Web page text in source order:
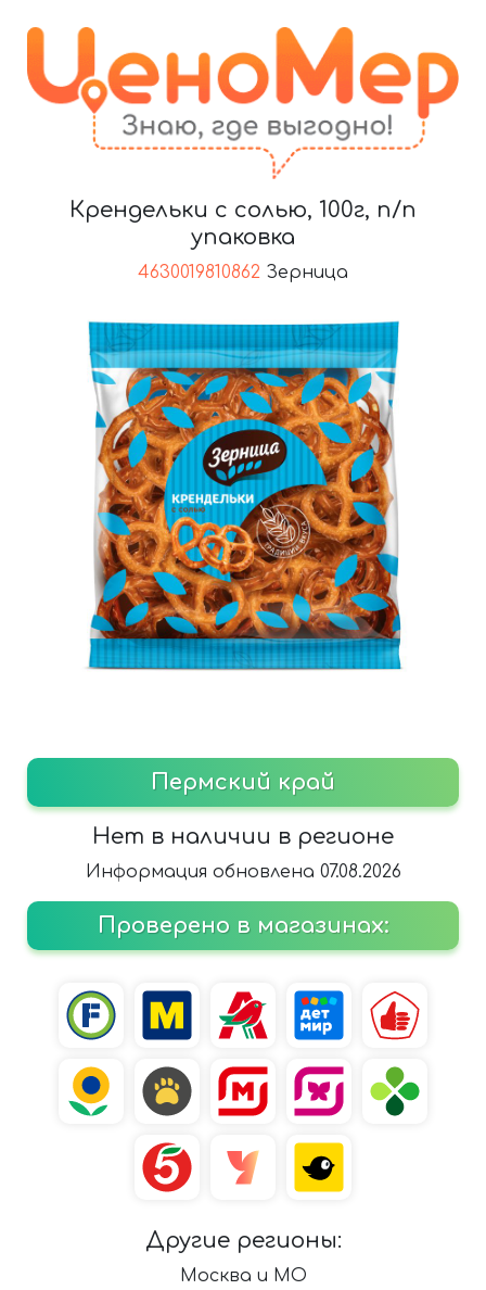
Крендельки с солью, 100г, п/п
упаковка
4630019810862 Зерница
Пермский край
Нет в наличии в регионе
Информация обновлена 07.08.2026
Проверено в магазинах:
Другие регионы:
Москва и МО